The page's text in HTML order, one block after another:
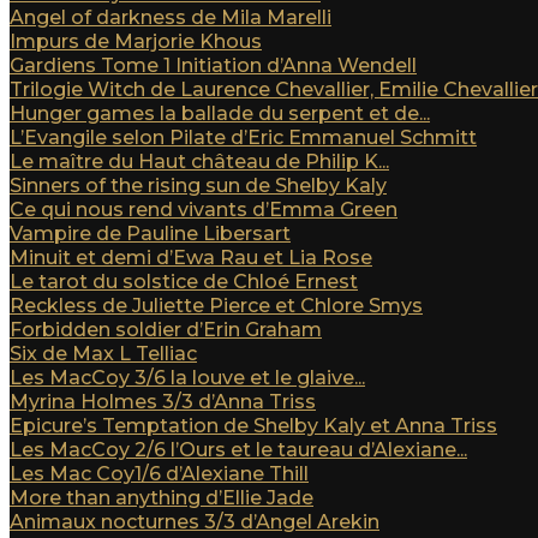
Angel of darkness de Mila Marelli
Impurs de Marjorie Khous
Gardiens Tome 1 Initiation d’Anna Wendell
Trilogie Witch de Laurence Chevallier, Emilie Chevallier
Hunger games la ballade du serpent et de...
L’Evangile selon Pilate d’Eric Emmanuel Schmitt
Le maître du Haut château de Philip K...
Sinners of the rising sun de Shelby Kaly
Ce qui nous rend vivants d’Emma Green
Vampire de Pauline Libersart
Minuit et demi d’Ewa Rau et Lia Rose
Le tarot du solstice de Chloé Ernest
Reckless de Juliette Pierce et Chlore Smys
Forbidden soldier d’Erin Graham
Six de Max L Telliac
Les MacCoy 3/6 la louve et le glaive...
Myrina Holmes 3/3 d’Anna Triss
Epicure’s Temptation de Shelby Kaly et Anna Triss
Les MacCoy 2/6 l’Ours et le taureau d’Alexiane...
Les Mac Coy1/6 d’Alexiane Thill
More than anything d’Ellie Jade
Animaux nocturnes 3/3 d’Angel Arekin